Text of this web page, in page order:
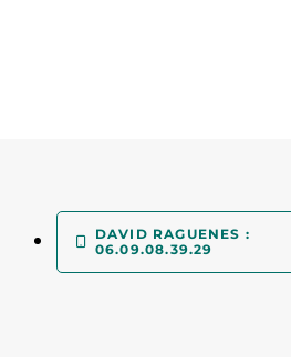
DAVID RAGUENES :
06.09.08.39.29